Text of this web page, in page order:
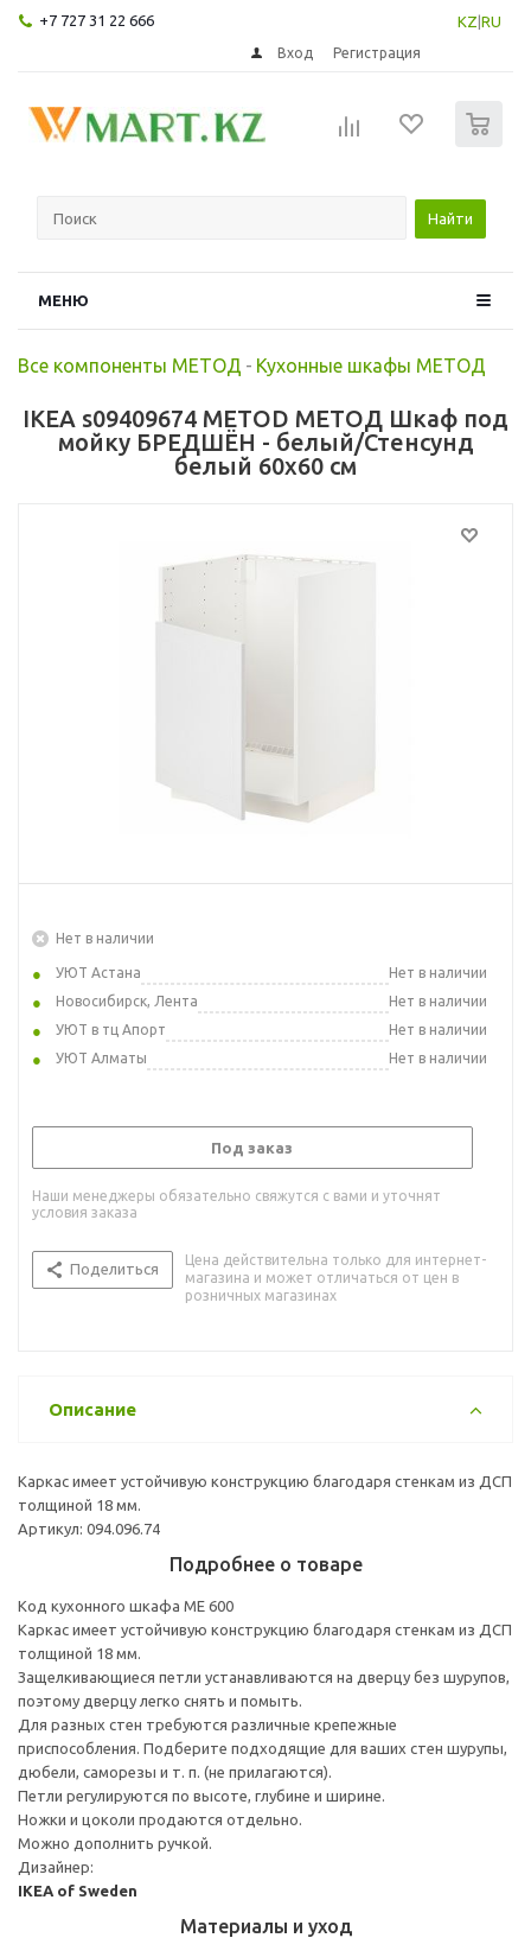
+7 727 31 22 666 KZ RU
Вход Регистрация
Найти
МЕНЮ
Все компоненты МЕТОД - Кухонные шкафы МЕТОД
IKEA s09409674 METOD МЕТОД Шкаф под
мойку БРЕДШЁН - белый/Стенсунд
белый 60x60 см
Нет в наличии
УЮТ Астана
Нет в наличии
Новосибирск, Лента
Нет в наличии
УЮТ в тц Апорт
Нет в наличии
УЮТ Алматы
Нет в наличии
Под заказ
Наши менеджеры обязательно свяжутся с вами и уточнят
условия заказа
Поделиться
Цена действительна только для интернет-
магазина и может отличаться от цен в
розничных магазинах
Описание
Каркас имеет устойчивую конструкцию благодаря стенкам из ДСП
толщиной 18 мм.
Артикул: 094.096.74
Подробнее о товаре
Код кухонного шкафа ME 600
Каркас имеет устойчивую конструкцию благодаря стенкам из ДСП
толщиной 18 мм.
Защелкивающиеся петли устанавливаются на дверцу без шурупов,
поэтому дверцу легко снять и помыть.
Для разных стен требуются различные крепежные
приспособления. Подберите подходящие для ваших стен шурупы,
дюбели, саморезы и т. п. (не прилагаются).
Петли регулируются по высоте, глубине и ширине.
Ножки и цоколи продаются отдельно.
Можно дополнить ручкой.
Дизайнер:
IKEA of Sweden
Материалы и уход